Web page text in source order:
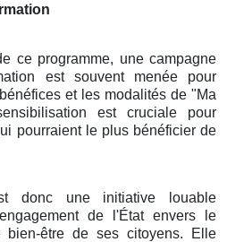
ce programme, une campagne
est souvent menée pour
et les modalités de "Ma
est cruciale pour
pourraient le plus bénéficier de
donc une initiative louable
de l'État envers le
être de ses citoyens. Elle